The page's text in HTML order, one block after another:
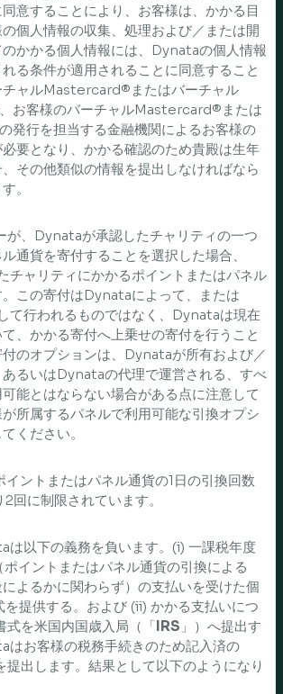
意することにより、お客様は、かかる目
個人情報の収集、処理および／または開
かかる個人情報には、Dynataの個人情報
る条件が適用されることに同意すること
チャルMastercard®またはバーチャル
お客様のバーチャルMastercard®または
発行を担当する金融機関によるお客様の
要となり、かかる確認のため貴殿は生年
その他類似の情報を提出しなければなら
。
が、Dynataが承認したチャリティの一つ
通貨を寄付することを選択した場合、
チャリティにかかるポイントまたはパネル
この寄付はDynataによって、または
て行われるものではなく、Dynataは現在
、かかる寄付へ上乗せの寄付を行うこと
のオプションは、Dynataが所有および／
あるいはDynataの代理で運営される、すべ
能とはならない場合がある点に注意して
所属するパネルで利用可能な引換オプシ
ください。
イントまたはパネル通貨の1日の引換回数
回に制限されています。
は以下の義務を負います。(i) 一課税年度
イントまたはパネル通貨の引換による
よるかに関わらず）の支払いを受けた個
提供する。および (ii) かかる支払いにつ
を米国内国歳入局（「IRS 」）へ提出す
はお客様の税務手続きのため記入済の
出します。結果として以下のようになり